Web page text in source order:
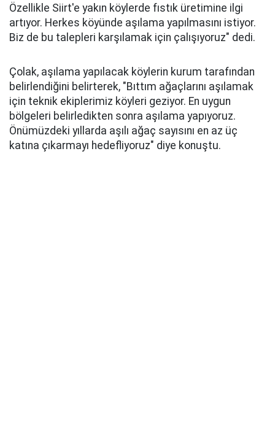
Özellikle Siirt'e yakın köylerde fıstık üretimine ilgi
artıyor. Herkes köyünde aşılama yapılmasını istiyor.
Biz de bu talepleri karşılamak için çalışıyoruz" dedi.
Çolak, aşılama yapılacak köylerin kurum tarafından
belirlendiğini belirterek, "Bıttım ağaçlarını aşılamak
için teknik ekiplerimiz köyleri geziyor. En uygun
bölgeleri belirledikten sonra aşılama yapıyoruz.
Önümüzdeki yıllarda aşılı ağaç sayısını en az üç
katına çıkarmayı hedefliyoruz" diye konuştu.